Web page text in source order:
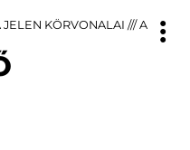
JELEN KÖRVONALAI ///A